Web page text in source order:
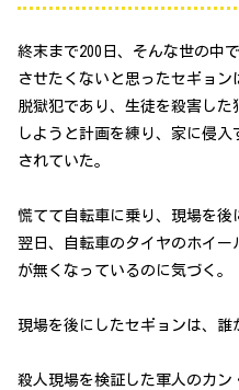
終末まで200日、そんな世の中
させたくないと思ったセギョ
脱獄犯であり、生徒を殺害し
しようと計画を練り、家に侵
されていた。
慌てて自転車に乗り、現場を後
翌日、自転車のタイヤのホイ
が無くなっているのに気づく。
現場を後にしたセギョンは、
殺人現場を検証した軍人のカ